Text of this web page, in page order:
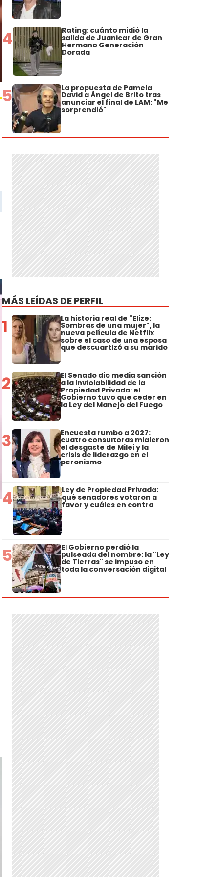
4 Rating: cuánto midió la
salida de Juanicar de Gran
Hermano Generación
Dorada
5 La propuesta de Pamela
David a Ángel de Brito tras
anunciar el final de LAM: "Me
sorprendió"
MÁS LEÍDAS DE PERFIL
1 La historia real de "Elize:
Sombras de una mujer", la
nueva película de Netflix
sobre el caso de una esposa
que descuartizó a su marido
2 El Senado dio media sanción
a la Inviolabilidad de la
Propiedad Privada: el
Gobierno tuvo que ceder en
la Ley del Manejo del Fuego
3 Encuesta rumbo a 2027:
cuatro consultoras midieron
el desgaste de Milei y la
crisis de liderazgo en el
peronismo
4 Ley de Propiedad Privada:
qué senadores votaron a
favor y cuáles en contra
5 El Gobierno perdió la
pulseada del nombre: la "Ley
de Tierras" se impuso en
toda la conversación digital